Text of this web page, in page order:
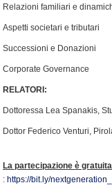
Relazioni familiari e
Aspetti societari e tributari
Successioni e Donazioni
Corporate Governance
RELATORI:
Dottoressa Lea Spanakis,
Dottor Federico Venturi,
La partecipazione è
: https://bit.ly/